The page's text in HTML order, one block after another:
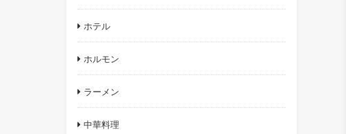
ホテル
ホルモン
ラーメン
中華料理